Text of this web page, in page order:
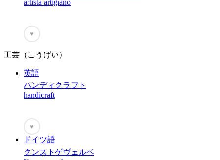
artista artigiano
♥
工芸（こうげい）
英語
ハンディクラフト
handicraft
♥
ドイツ語
クンストゲヴェルベ